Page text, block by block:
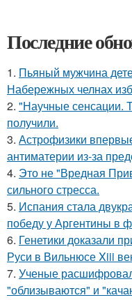
Последние
1. Пьяный мужчина
Набережных челнах
2. "Научные сенсации.
получили.
3. Астрофизики
антиматерии из-за
4. Это не "Вредная
сильного стресса.
5. Испания стала
победу у Аргентины в
6. Генетики доказали
Руси в Вильнюсе Xiii
7. Ученые
"облизываются" и